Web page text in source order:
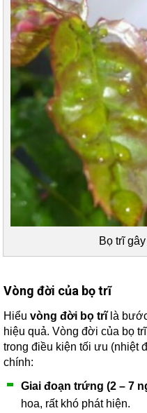
Bọ trĩ
Vòng đời của bọ trĩ
Hiểu vòng đời bọ trĩlà bước
hiệu quả. Vòng đời của bọ
trong điều kiện tối ưu (nhiệt
chính:
Giai đoạn trứng (2 – 7
hoa, rất khó phát hiện.